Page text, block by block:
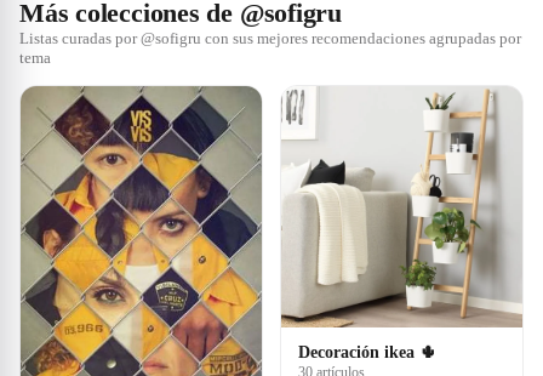
Más colecciones de @sofigru
Listas curadas por @sofigru con sus mejores recomendaciones agrupadas por
tema
Decoración ikea 🌵
30 artículos